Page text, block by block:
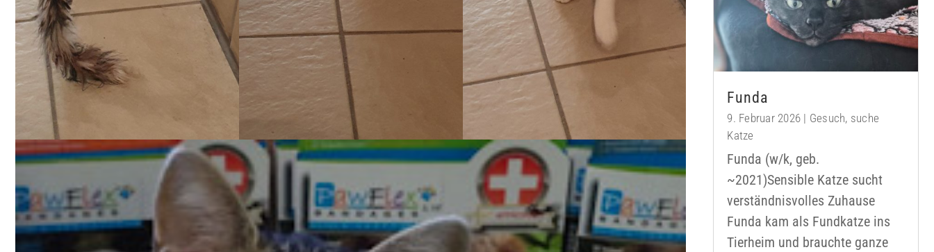
Funda
9. Februar 2026 | Gesuch, suche
Katze
Funda (w/k, geb.
~2021)Sensible Katze sucht
verständnisvolles Zuhause
Funda kam als Fundkatze ins
Tierheim und brauchte ganze